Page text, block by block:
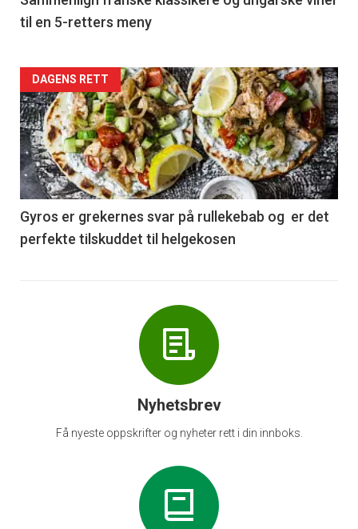
til en 5-retters meny
Forsiden
akkurat
nå
-
6
DAGENS RETT
Gyros er grekernes svar på rullekebab og er det
perfekte tilskuddet til helgekosen
Nyhetsbrev
Få nyeste oppskrifter og nyheter rett i din innboks.